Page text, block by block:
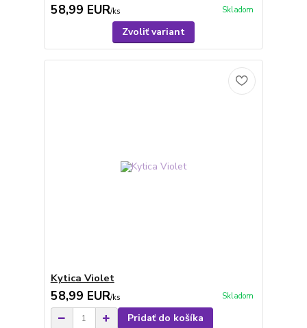
58,99 EUR/ks Skladom
Zvoliť variant
Kytica Violet
58,99 EUR/ks Skladom
Pridať do košíka